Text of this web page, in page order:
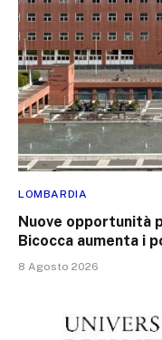
LOMBARDIA
Nuove opportunità
Bicocca aumenta i
8 Agosto 2026